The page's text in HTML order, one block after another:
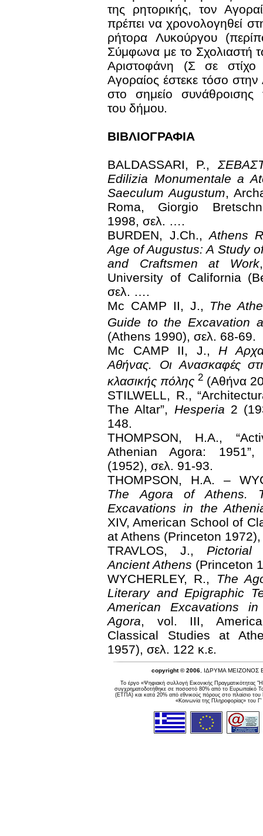
της ρητορικής, τον
πρέπει να χρονολογηθεί
ρήτορα Λυκούργου
Σύμφωνα με το Σχολιαστή
Αριστοφάνη (Σ σε
Αγοραίος έστεκε τόσο
στο σημείο συνάθροισης
του δήμου.
ΒΙΒΛΙΟΓΡΑΦΙΑ
BALDASSARI, P.,
Edilizia Monumentale a
Saeculum Augustum,
Roma, Giorgio
1998, σελ. ….
BURDEN, J.Ch., Athens
Age of Augustus: A Study
and Craftsmen at Work
University of California
σελ. ….
Mc CAMP II, J., The
Guide to the Excavation
(Αthens 1990), σελ. 68-69.
Mc CAMP II, J., Η
Αθήνας. Οι Ανασκαφές
κλασικής πόλης 2 (Αθήνα
STILWELL, R.,
The Altar”, Hesperia 2
148.
THOMPSON, H.A.,
Athenian Agora:
(1952), σελ. 91-93.
THOMPSON, H.A. –
The Agora of Athens.
Excavations in the
XIV, American School of
at Athens (Princeton
TRAVLOS, J., Pictorial
Ancient Athens (Princeton
WYCHERLEY, R., The
Literary and Epigraphic
American Excavations
Agora, vol. III,
Classical Studies at
1957), σελ. 122 κ.ε.
copyright © 2006 , ΙΔΡΥΜΑ ΜΕΙΖΟΝΟΣ
Το έργο «Ψηφιακή συλλογή Εικονικής Πραγματικότητας
συγχρηματοδοτήθηκε σε ποσοστό 80% από το Ευρωπαϊκό
(ΕΤΠΑ) και κατά 20% από εθνικούς πόρους στο πλαίσιο του
«Κοινωνία της Πληροφορίας» του